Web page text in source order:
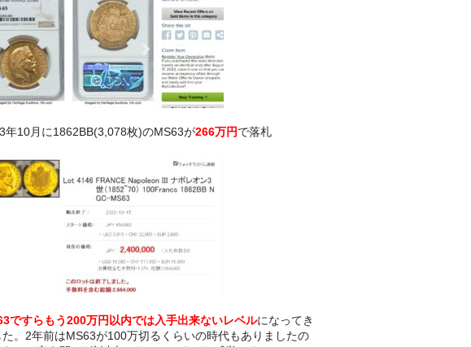
年10月に1862BB(3,078枚)のMS63が266万円で落札
ですらもう200万円以内では入手出来ないレベルになってき
た。2年前はMS63が100万切るくらいの時代もありましたの